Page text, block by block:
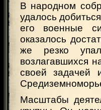
В народном
удалось
его военные
оказалось
же резко
возлагавшихся
своей задачей
Масштабы